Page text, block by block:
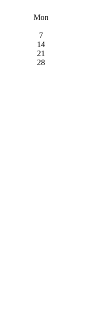
Mon
7
14
21
28